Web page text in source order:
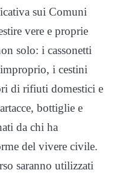
sui Comuni
vere e proprie
solo: i cassonetti
i cestini
di rifiuti domestici e
bottiglie e
da chi ha
del vivere civile.
saranno utilizzati